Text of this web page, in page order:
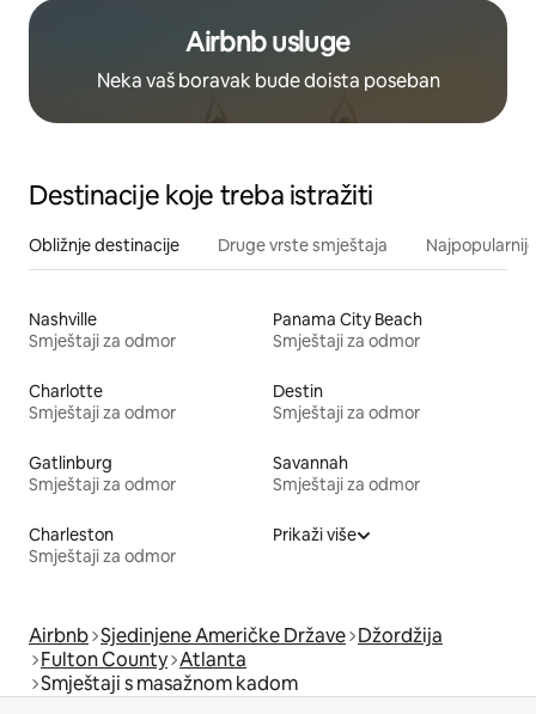
Airbnb usluge
Neka vaš boravak bude doista poseban
Destinacije koje treba istražiti
Obližnje destinacije Druge vrste smještaja
Nashville
Smještaji za odmor
Panama City Beach
Smještaji za odmor
Charlotte
Smještaji za odmor
Destin
Smještaji za odmor
Gatlinburg
Smještaji za odmor
Savannah
Smještaji za odmor
Charleston
Smještaji za odmor
Prikaži više
Airbnb Sjedinjene Američke Države Džordžija
Fulton County Atlanta
Smještaji s masažnom kadom